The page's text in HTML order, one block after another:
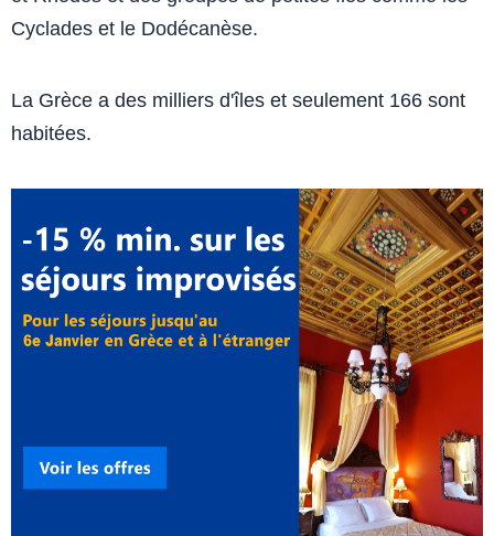
Cyclades et le Dodécanèse.
La Grèce a des milliers d'îles et seulement 166 sont
habitées.